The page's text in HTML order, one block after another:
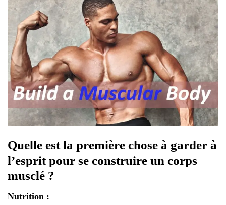
Quelle est la première chose à garder à
l’esprit pour se construire un corps
musclé ?
Nutrition :